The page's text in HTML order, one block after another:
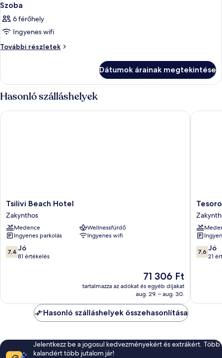
Szoba
6 férőhely
Ingyenes wifi
További részletek
Szoba
Dátumok árainak megtekintése
Hasonló szálláshelyek
Tsilivi
Beach
Hotel
Zakynthos
Tsilivi Beach Hotel
Zakynthos
Medence
Wellnessfürdő
Ingyenes parkolás
Ingyenes wifi
7.4
ennyiből:
7,4 Jó
81 értékelés
Az
71 306 Ft
71 306 Ft
tartalmazza az adókat és egyéb díjakat
aug. 29. – aug. 30.
Tsilivi Beach Hotel
Tesoro
Hotel
7.6
7,6 Jó
21
Tesoro
Hasonló szálláshelyek összehasonlítása
Jelentkezz be a jogosul kedvezményekért és extrákért. Több
kalandért több jutalom jár!